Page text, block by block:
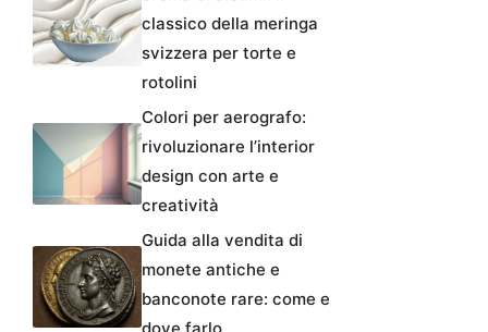
classico della meringa
svizzera per torte e
rotolini
Colori per aerografo:
rivoluzionare l’interior
design con arte e
creatività
Guida alla vendita di
monete antiche e
banconote rare: come e
dove farlo